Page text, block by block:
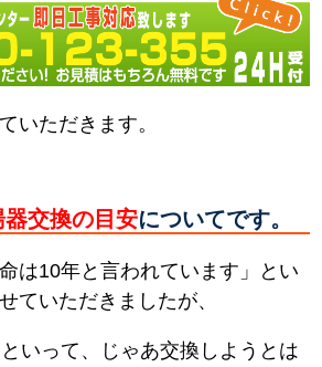
いただきます。
器交換の目安についてです。
は10年と言われています」とい
ていただきましたが、
いって、じゃあ交換しようとは